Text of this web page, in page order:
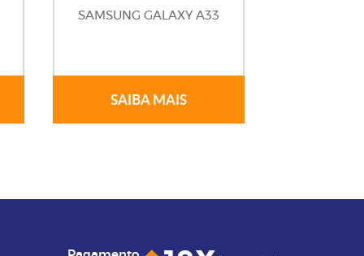
SAMSUNG GALAXY A33
SAIBA MAIS